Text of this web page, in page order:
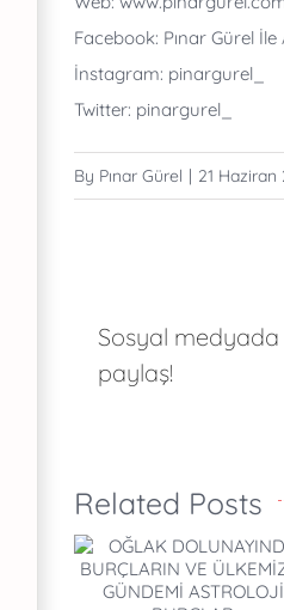
Facebook: Pınar Gürel
İnstagram: pinargurel_
Twitter: pinargurel_
By Pınar Gürel 21 Haziran
Sosyal medyada
paylaş!
Related Posts